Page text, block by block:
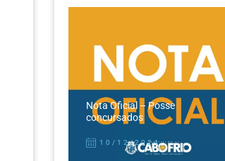
Nota Oficial – Posse
concursados
10/12/2024